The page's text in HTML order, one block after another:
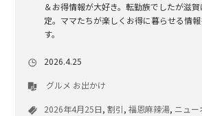
＆お得情報が大好き。転勤族でしたが滋
定。ママたちが楽しくお得に暮らせる情
す。
2026.4.25
グルメ お出かけ
2026年4月25日,割引,福恩麻辣湯, ニュー